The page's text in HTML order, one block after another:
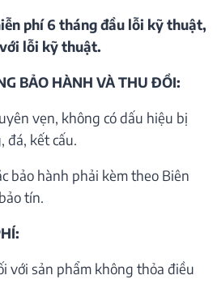
phí 6 tháng đầu lỗi kỹ thuật,
lỗi kỹ thuật.
BẢO HÀNH VÀ THU ĐỒI:
vẹn, không có dấu hiệu bị
đá, kết cấu.
bảo hành phải kèm theo Biên
tín.
với sản phẩm không thỏa điều